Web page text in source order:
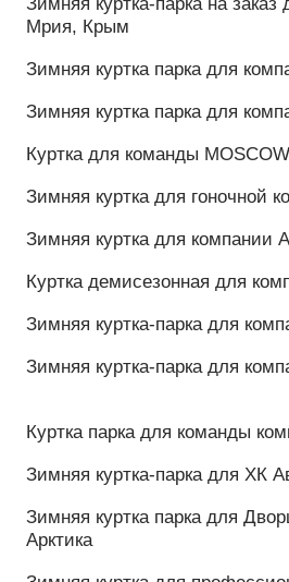
Рюкзак для компании TANK,
дистрибьютор в России
Рюкзак на заказ для танцевально-
клуба «Идеал»
Рюкзак для заслуженного артиста
Фирменный рюкзак для гоночной
«Тимерхан»
Союза Журналистов
Спортивные костюмы для
Спортивный костюм для компании
Нефтехимик
Спортивные костюмы для
Спортивные
костюмы: